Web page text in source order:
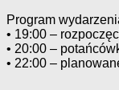
Program
• 19:00 – ro
• 20:00 –
• 22:00 –